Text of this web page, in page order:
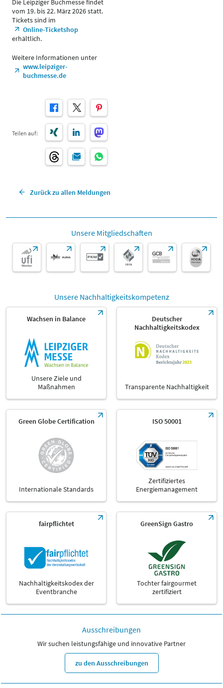
Die Leipziger Buchmesse findet
vom 19. bis 22. März 2026 statt.
Tickets sind im
Online-Ticketshop
erhältlich.
Weitere Informationen unter
www.leipziger-
buchmesse.de
Teilen auf:
Zurück zu allen Meldungen
Unsere Mitgliedschaften
Unsere Nachhaltigkeitskompetenz
Wachsen in Balance
Unsere Ziele und
Maßnahmen
Deutscher
Nachhaltigkeitskodex
Transparente Nachhaltigkeit
Green Globe Certification
Internationale Standards
ISO 50001
Zertifiziertes
Energiemanagement
fairpflichtet
Nachhaltigkeitskodex der
Eventbranche
GreenSign Gastro
Tochter fairgourmet
zertifiziert
Ausschreibungen
Wir suchen leistungsfähige und innovative Partner
zu den Ausschreibungen